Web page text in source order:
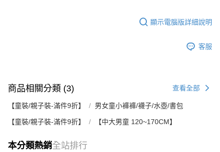
顯示電腦版詳細說明
客服
商品相關分類 (3) 查看全部
【童裝/親子裝-滿件9折】 男女童小褲褲/襪子/水壺/書包
【童裝/親子裝-滿件9折】 【中大男童 120~170CM】
本分類熱銷全站排行